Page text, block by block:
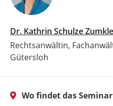
Dr. Kathrin Schulze
Rechtsanwältin,
Gütersloh
Wo findet das